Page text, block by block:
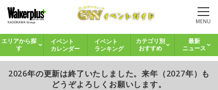
MENU
エリアから探
す
イベント
カレンダー
イベント
ランキング
カテゴリ別
おすすめ
最新
ニュース
2026年の更新は終了いたしました。来年（2027年）も
どうぞよろしくお願いします。